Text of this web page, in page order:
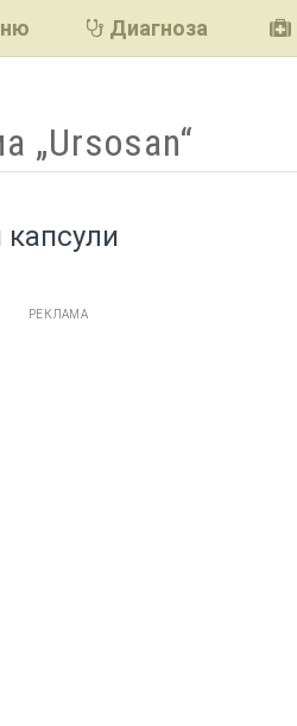
Диагноза
„Ursosan“
РЕКЛАМА